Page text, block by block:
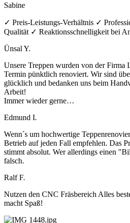
Sabine
✓ Preis-Leistungs-Verhältnis ✓
Qualität ✓ Reaktionsschnelligkeit bei
Ünsal Y.
Unsere Treppen wurden von der Firma
Termin pünktlich renoviert. Wir sind
glücklich und bedanken uns beim
Arbeit!
Immer wieder gerne…
Edmund I.
Wenn´s um hochwertige
Betrieb auf jeden Fall empfehlen. Das
stimmt absolut. Wer allerdings einen
falsch.
Ralf F.
Nutzen den CNC Fräsbereich Alles
macht Spaß!